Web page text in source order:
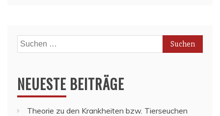
Suchen
nach:
NEUESTE BEITRÄGE
Theorie zu den Krankheiten bzw. Tierseuchen